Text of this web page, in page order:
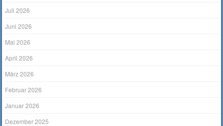
Juli 2026
Juni 2026
Mai 2026
April 2026
März 2026
Februar 2026
Januar 2026
Dezember 2025